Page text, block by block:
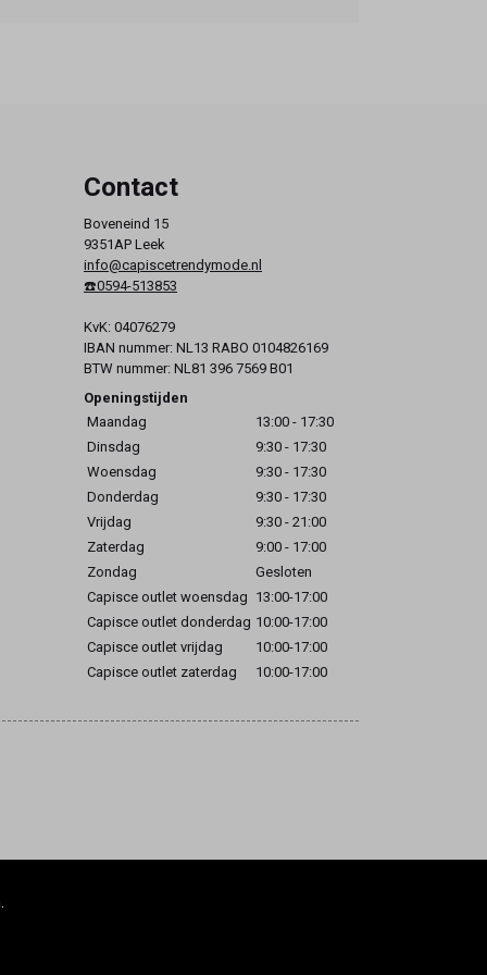
Contact
Boveneind 15
9351AP Leek
info@capiscetrendymode.nl
☎️0594-513853
KvK: 04076279
IBAN nummer: NL13 RABO 0104826169
BTW nummer: NL81 396 7569 B01
Openingstijden
Maandag
13:00 - 17:30
Dinsdag
9:30 - 17:30
Woensdag
9:30 - 17:30
Donderdag
9:30 - 17:30
Vrijdag
9:30 - 21:00
Zaterdag
9:00 - 17:00
Zondag
Gesloten
Capisce outlet woensdag 13:00-17:00
Capisce outlet donderdag 10:00-17:00
Capisce outlet vrijdag
10:00-17:00
Capisce outlet zaterdag
10:00-17:00